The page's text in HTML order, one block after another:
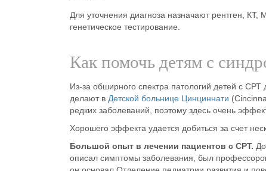
Для уточнения диагноза назначают рентген,
генетическое тестирование.
Как помочь детям с
Из-за обширного спектра патологий детей с
делают в Детской больнице Цинциннати
редких заболеваний, поэтому здесь очень
Хорошего эффекта удается добиться за счет
Большой опыт в лечении пациентов с СРТ.
описал симптомы заболевания, был